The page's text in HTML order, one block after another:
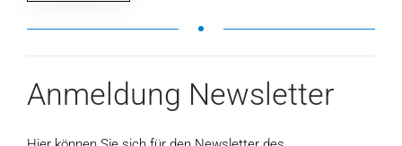
Anmeldung Newsletter